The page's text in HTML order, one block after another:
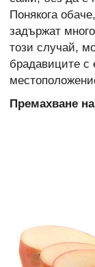
Понякога
задържат
този случай,
брадавиците с
Премахване